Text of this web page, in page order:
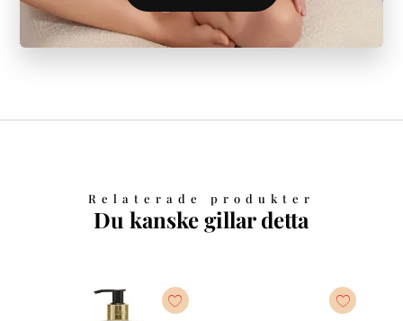
Relaterade produkter
Du kanske gillar detta